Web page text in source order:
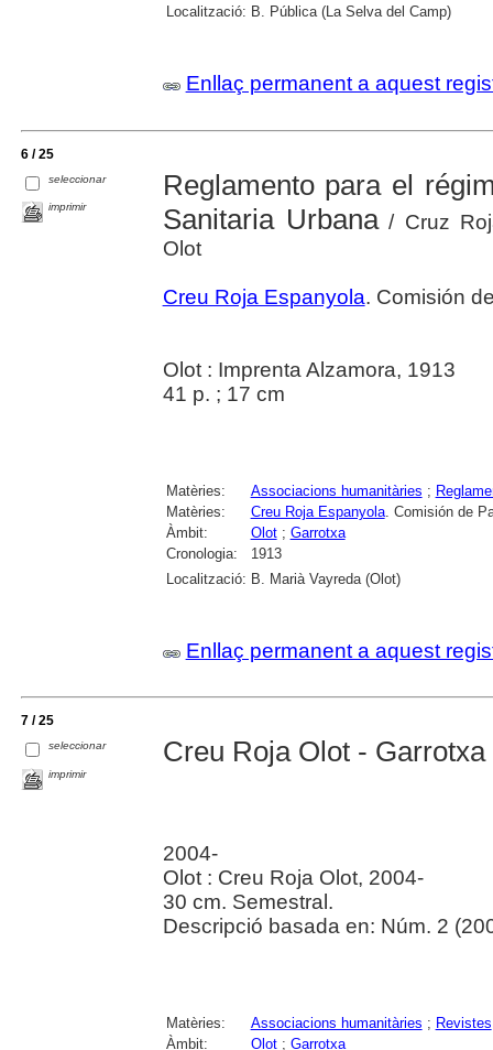
Localització: B. Pública (La Selva del Camp)
Enllaç permanent a aquest
6 / 25
seleccionar
imprimir
Reglamento para el
Sanitaria Urbana/ Cruz
Olot
Creu Roja Espanyola. Comisión
Olot : Imprenta Alzamora, 1913
41 p. ; 17 cm
Matèries: Associacions humanitàries ;
Matèries:
Creu Roja Espanyola. Comisión de
Àmbit:
Olot; Garrotxa
Cronologia:
1913
Localització: B. Marià Vayreda (Olot)
Enllaç permanent a aquest
7 / 25
seleccionar
imprimir
Creu Roja Olot -
2004-
Olot : Creu Roja Olot, 2004-
30 cm. Semestral.
Descripció basada en: Núm. 2
Matèries: Associacions humanitàries ; Revistes
Àmbit:
Olot; Garrotxa